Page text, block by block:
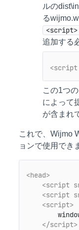
ルの
る
<script>
追加する
<script
この1つ
によって
が含まれ
これで、Wijmo
ョンで使用でき
<head>
<script
<script
<script>
</script>